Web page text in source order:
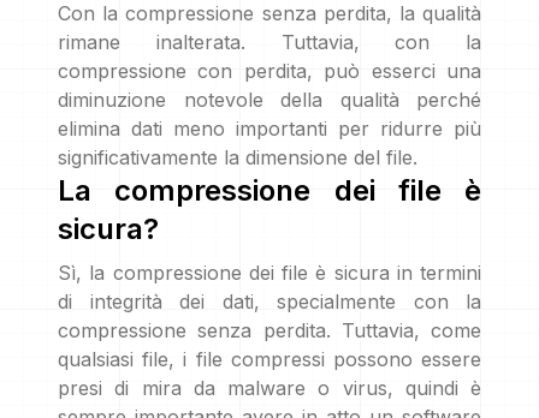
Con la compressione senza perdita, la qualità
rimane inalterata. Tuttavia, con la
compressione con perdita, può esserci una
diminuzione notevole della qualità perché
elimina dati meno importanti per ridurre più
significativamente la dimensione del file.
La compressione dei file è
sicura?
Sì, la compressione dei file è sicura in termini
di integrità dei dati, specialmente con la
compressione senza perdita. Tuttavia, come
qualsiasi file, i file compressi possono essere
presi di mira da malware o virus, quindi è